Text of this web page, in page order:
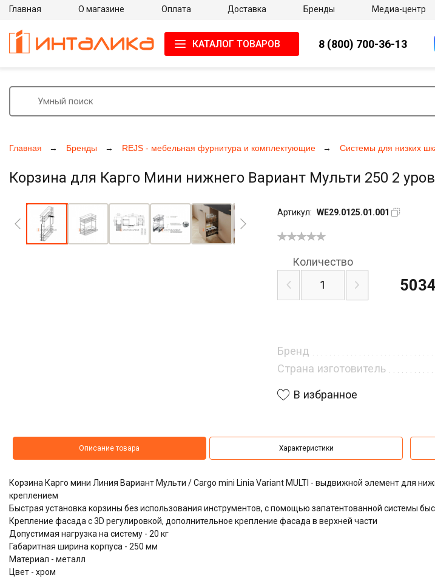
Главная Бренды REJS - мебельная фурнитура и комплектующие Системы для низких
Корзина для Карго Мини нижнего Вариант Мульти 250 2
Артикул: WE29.0125.01.001
Бренд
Страна изготовитель
Количество
5034
В избранное
Описание товара Характеристики
Корзина Карго мини Линия Вариант Мульти / Cargo mini Linia Variant MULTI - выдвижной элемент для
креплением
​​​​​​​Быстрая установка корзины без использования инструментов, с помощью запатентованной системы
Крепление фасада с 3D регулировкой, дополнительное крепление фасада в верхней части
Допустимая нагрузка на систему - 20 кг
Габаритная ширина корпуса - 250 мм
Материал - металл
Цвет - хром
Главная О магазине Оплата Доставка Бренды Медиа-центр
КАТАЛОГ ТОВАРОВ 8 (800) 700-36-13